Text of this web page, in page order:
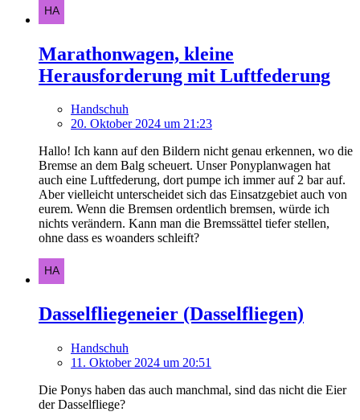
Marathonwagen, kleine
Herausforderung mit Luftfederung
Handschuh
20. Oktober 2024 um 21:23
Hallo! Ich kann auf den Bildern nicht genau erkennen, wo die
Bremse an dem Balg scheuert. Unser Ponyplanwagen hat
auch eine Luftfederung, dort pumpe ich immer auf 2 bar auf.
Aber vielleicht unterscheidet sich das Einsatzgebiet auch von
eurem. Wenn die Bremsen ordentlich bremsen, würde ich
nichts verändern. Kann man die Bremssättel tiefer stellen,
ohne dass es woanders schleift?
Dasselfliegeneier (Dasselfliegen)
Handschuh
11. Oktober 2024 um 20:51
Die Ponys haben das auch manchmal, sind das nicht die Eier
der Dasselfliege?